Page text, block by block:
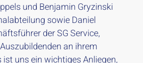
und Benjamin Gryzinski
sowie Daniel
der SG Service,
an ihrem
ist uns ein wichtiges Anliegen,